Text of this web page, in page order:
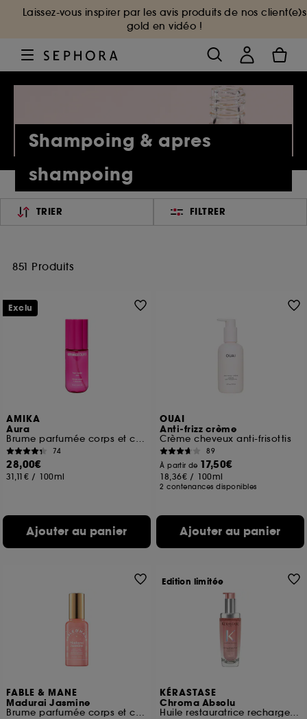
Laissez-vous inspirer par les avis produits de nos client(e)s
gold en vidéo !
Shampoing & apres
shampoing
TRIER FILTRER
851 Produits
AMIKA
Aura
Brume parfumée corps et cheveux
74
28,00€
31,11€ / 100ml
Ajouter au panier
Exclu
OUAI
Anti-frizz crème
Crème cheveux anti-frisottis
89
À partir de 17,50€
18,36€ / 100ml
2 contenances disponibles
Ajouter au panier
FABLE & MANE
Madurai Jasmine
Brume parfumée corps et cheveux
KÉRASTASE
Chroma Absolu
Huile restauratrice rechargeable pour cheveux colorés
Edition limitée